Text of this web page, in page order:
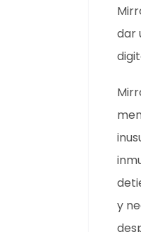
dar
y